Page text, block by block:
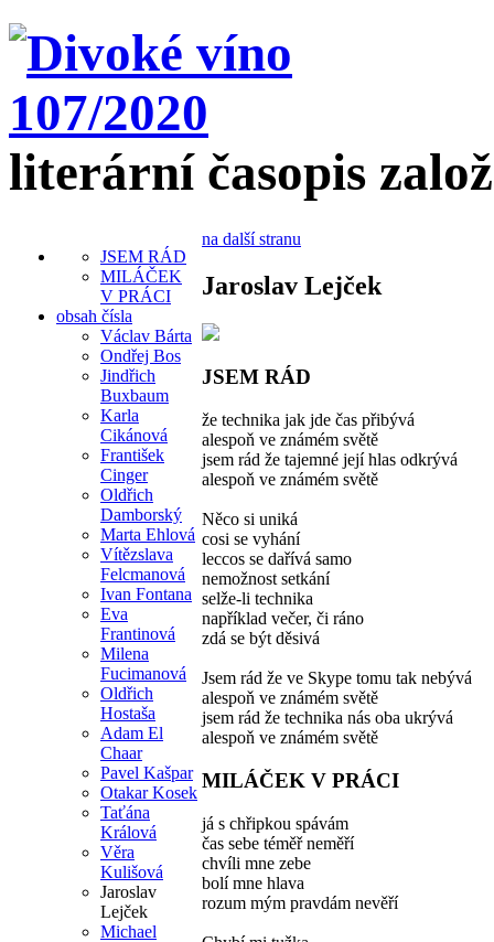
literární časopis
JSEM RÁD
MILÁČEK
V PRÁCI
obsah čísla
Václav Bárta
Ondřej Bos
Jindřich
Buxbaum
Karla
Cikánová
František
Cinger
Oldřich
Damborský
Marta Ehlová
Vítězslava
Felcmanová
Ivan Fontana
Eva
Frantinová
Milena
Fucimanová
Oldřich
Hostaša
Adam El
Chaar
Pavel Kašpar
Otakar Kosek
Taťána
Králová
Věra
Kulišová
Jaroslav
Lejček
Michael
na další stranu
Jaroslav Lejček
JSEM RÁD
že technika jak jde čas přibývá
alespoň ve známém světě
jsem rád že tajemné její hlas odkrývá
alespoň ve známém světě
Něco si uniká
cosi se vyhání
leccos se dařívá samo
nemožnost setkání
selže-li technika
například večer, či ráno
zdá se být děsivá
Jsem rád že ve Skype tomu tak nebývá
alespoň ve známém světě
jsem rád že technika nás oba ukrývá
alespoň ve známém světě
MILÁČEK V PRÁCI
já s chřipkou spávám
čas sebe téměř neměří
chvíli mne zebe
bolí mne hlava
rozum mým pravdám nevěří